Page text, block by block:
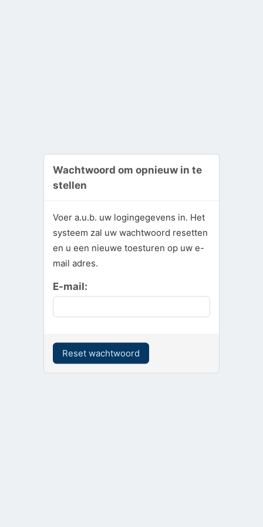
Wachtwoord om opnieuw in te
stellen
Voer a.u.b. uw logingegevens in. Het
systeem zal uw wachtwoord resetten
en u een nieuwe toesturen op uw e-
mail adres.
E-mail: